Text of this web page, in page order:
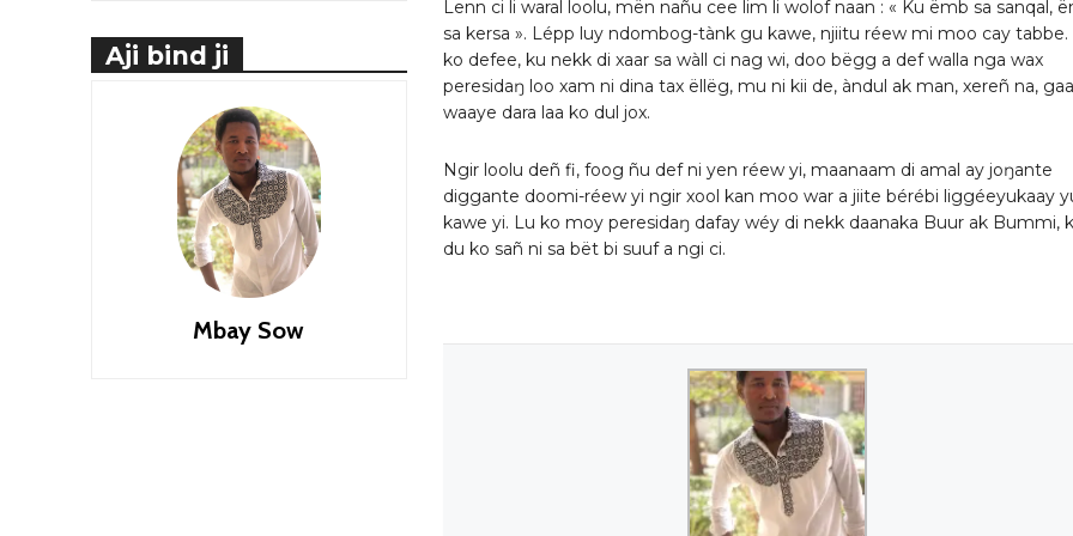
Aji bind ji
Mbay Sow
Lenn ci li waral loolu, mën nañu cee lim li wolof naan : « Ku ëmb sa sanqal,
sa kersa ». Lépp luy ndombog-tànk gu kawe, njiitu réew mi moo cay tabbe.
ko defee, ku nekk di xaar sa wàll ci nag wi, doo bëgg a def walla nga wax
peresidaŋ loo xam ni dina tax ëllëg, mu ni kii de, àndul ak man, xereñ na,
waaye dara laa ko dul jox.
Ngir loolu deñ fi, foog ñu def ni yen réew yi, maanaam di amal ay joŋante
diggante doomi-réew yi ngir xool kan moo war a jiite bérébi liggéeyukaay
kawe yi. Lu ko moy peresidaŋ dafay wéy di nekk daanaka Buur ak Bummi,
du ko sañ ni sa bët bi suuf a ngi ci.